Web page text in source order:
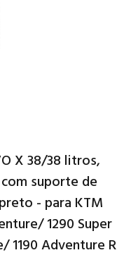
X 38/38 litros,
suporte de
- para KTM
1290 Super
1190 Adventure R